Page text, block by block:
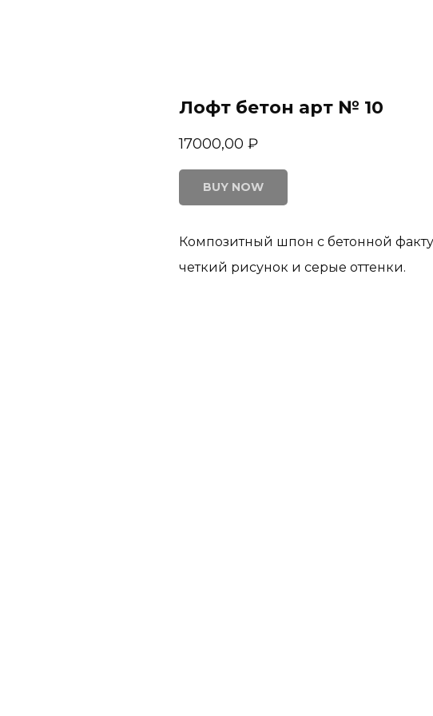
Лофт бетон арт № 10
17000,00 ₽
BUY NOW
Композитный шпон с бетонной
четкий рисунок и серые оттенки.